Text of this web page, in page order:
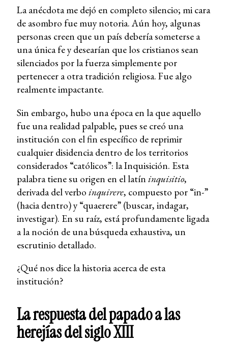
La anécdota me dejó en completo silencio; mi cara
de asombro fue muy notoria. Aún hoy, algunas
personas creen que un país debería someterse a
una única fe y desearían que los cristianos sean
silenciados por la fuerza simplemente por
pertenecer a otra tradición religiosa. Fue algo
realmente impactante.
Sin embargo, hubo una época en la que aquello
fue una realidad palpable, pues se creó una
institución con el fin específico de reprimir
cualquier disidencia dentro de los territorios
considerados “católicos”: la Inquisición. Esta
palabra tiene su origen en el latín inquisitio,
derivada del verbo inquirere, compuesto por “in-”
(hacia dentro) y “quaerere” (buscar, indagar,
investigar). En su raíz, está profundamente ligada
a la noción de una búsqueda exhaustiva, un
escrutinio detallado.
¿Qué nos dice la historia acerca de esta
institución?
La respuesta del papado a las
herejías del siglo XIII